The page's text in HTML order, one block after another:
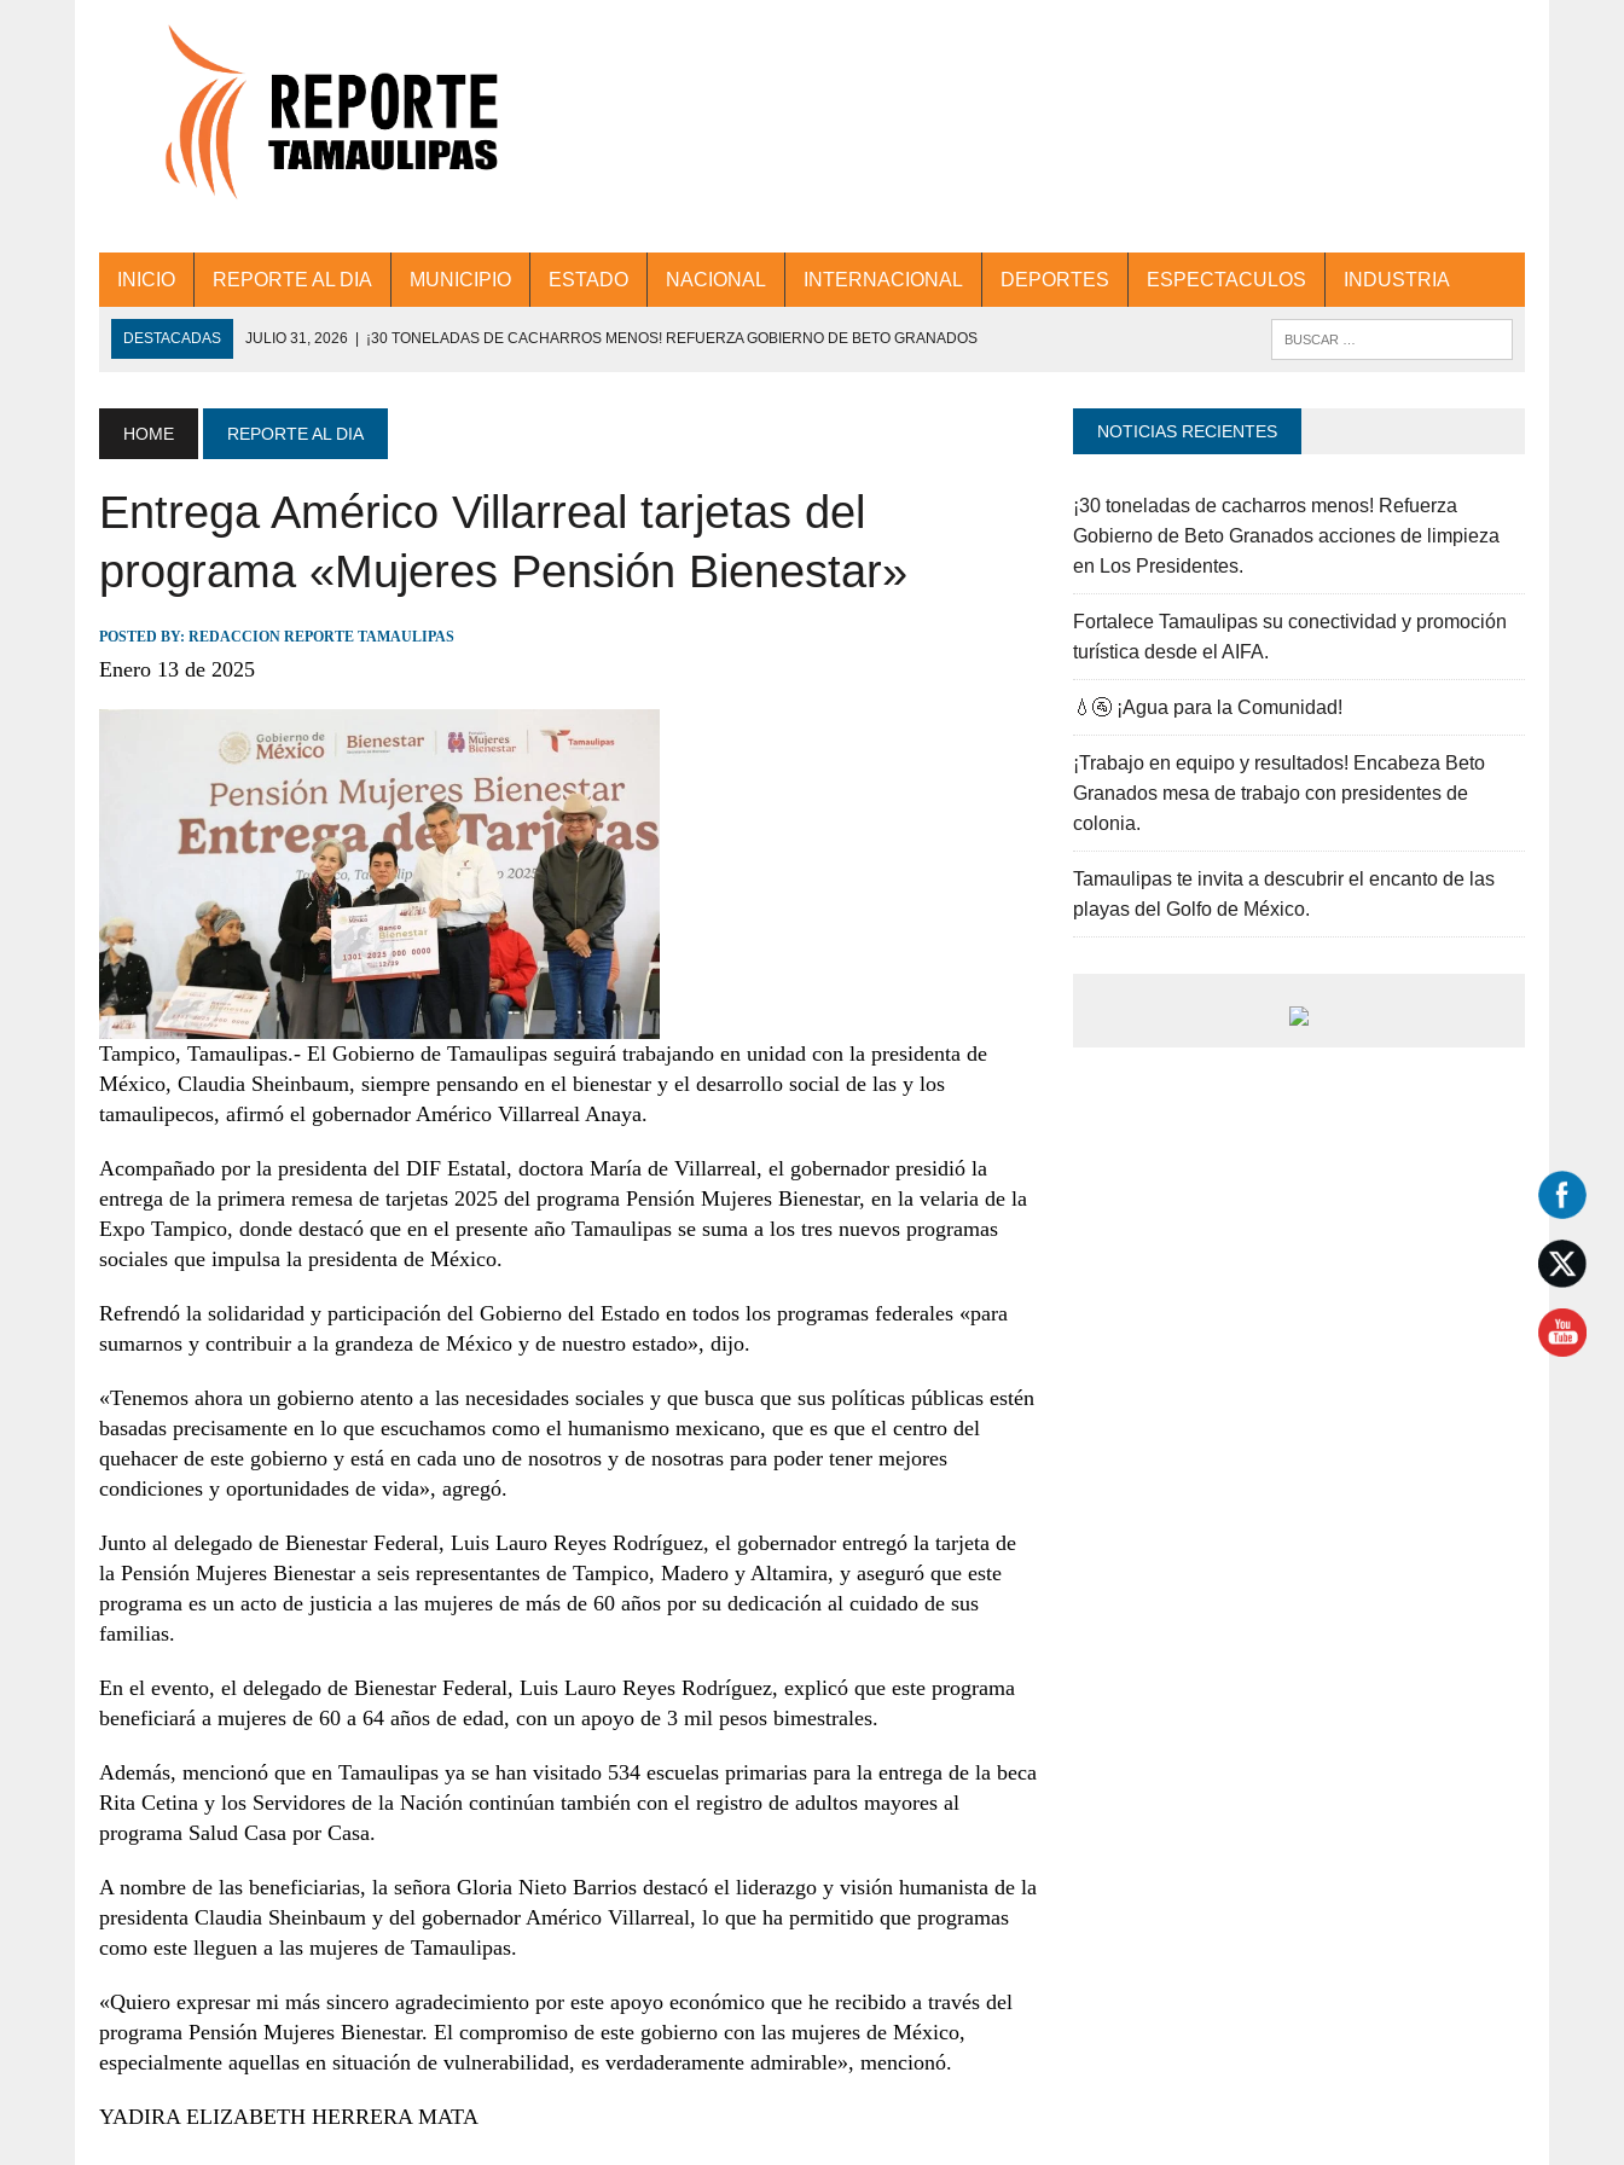
INICIO REPORTE AL DIA MUNICIPIO ESTADO NACIONAL INTERNACIONAL DEPORTES ESPECTACULOS INDUSTRIA
DESTACADAS JULIO 31, 2026 | ¡30 TONELADAS DE CACHARROS MENOS! REFUERZA GOBIERNO DE BETO GRANADOS
JULIO 30, 2026 | 💧🚰 ¡AGUA PARA LA COMUNIDAD!
JULIO 30, 2026 ¡TRABAJO EN EQUIPO Y RESULTADOS! ENCABEZA BETO GRANADOS MESA DE TRABAJO CON PRESIDENTES
DE COLONIA.
JULIO 30, 2026 TAMAULIPAS TE INVITA A DESCUBRIR EL ENCANTO DE LAS PLAYAS DEL GOLFO DE MÉXICO.
HOME REPORTE AL DIA
Entrega Américo Villarreal tarjetas del
programa «Mujeres Pensión Bienestar»
POSTED BY: REDACCION REPORTE TAMAULIPAS
Enero 13 de 2025
Tampico, Tamaulipas.- El Gobierno de Tamaulipas seguirá trabajando en unidad con la presidenta de
México, Claudia Sheinbaum, siempre pensando en el bienestar y el desarrollo social de las y los
tamaulipecos, afirmó el gobernador Américo Villarreal Anaya.
Acompañado por la presidenta del DIF Estatal, doctora María de Villarreal, el gobernador presidió la
entrega de la primera remesa de tarjetas 2025 del programa Pensión Mujeres Bienestar, en la velaria de la
Expo Tampico, donde destacó que en el presente año Tamaulipas se suma a los tres nuevos programas
sociales que impulsa la presidenta de México.
Refrendó la solidaridad y participación del Gobierno del Estado en todos los programas federales «para
sumarnos y contribuir a la grandeza de México y de nuestro estado», dijo.
«Tenemos ahora un gobierno atento a las necesidades sociales y que busca que sus políticas públicas estén
basadas precisamente en lo que escuchamos como el humanismo mexicano, que es que el centro del
quehacer de este gobierno y está en cada uno de nosotros y de nosotras para poder tener mejores
condiciones y oportunidades de vida», agregó.
Junto al delegado de Bienestar Federal, Luis Lauro Reyes Rodríguez, el gobernador entregó la tarjeta de
la Pensión Mujeres Bienestar a seis representantes de Tampico, Madero y Altamira, y aseguró que este
programa es un acto de justicia a las mujeres de más de 60 años por su dedicación al cuidado de sus
familias.
En el evento, el delegado de Bienestar Federal, Luis Lauro Reyes Rodríguez, explicó que este programa
beneficiará a mujeres de 60 a 64 años de edad, con un apoyo de 3 mil pesos bimestrales.
Además, mencionó que en Tamaulipas ya se han visitado 534 escuelas primarias para la entrega de la beca
Rita Cetina y los Servidores de la Nación continúan también con el registro de adultos mayores al
programa Salud Casa por Casa.
A nombre de las beneficiarias, la señora Gloria Nieto Barrios destacó el liderazgo y visión humanista de la
presidenta Claudia Sheinbaum y del gobernador Américo Villarreal, lo que ha permitido que programas
como este lleguen a las mujeres de Tamaulipas.
«Quiero expresar mi más sincero agradecimiento por este apoyo económico que he recibido a través del
programa Pensión Mujeres Bienestar. El compromiso de este gobierno con las mujeres de México,
especialmente aquellas en situación de vulnerabilidad, es verdaderamente admirable», mencionó.
YADIRA ELIZABETH HERRERA MATA
NOTICIAS RECIENTES
¡30 toneladas de cacharros menos! Refuerza
Gobierno de Beto Granados acciones de limpieza
en Los Presidentes.
Fortalece Tamaulipas su conectividad y promoción
turística desde el AIFA.
💧🚰 ¡Agua para la Comunidad!
¡Trabajo en equipo y resultados! Encabeza Beto
Granados mesa de trabajo con presidentes de
colonia.
Tamaulipas te invita a descubrir el encanto de las
playas del Golfo de México.